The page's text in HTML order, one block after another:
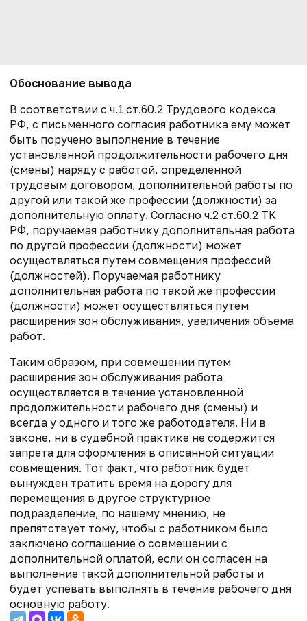
Обоснование вывода
В соответствии с ч.1 ст.60.2 Трудового кодекса
РФ, с письменного согласия работника ему может
быть поручено выполнение в течение
установленной продолжительности рабочего дня
(смены) наряду с работой, определенной
трудовым договором, дополнительной работы по
другой или такой же профессии (должности) за
дополнительную оплату. Согласно ч.2 ст.60.2 ТК
РФ, поручаемая работнику дополнительная работа
по другой профессии (должности) может
осуществляться путем совмещения профессий
(должностей). Поручаемая работнику
дополнительная работа по такой же профессии
(должности) может осуществляться путем
расширения зон обслуживания, увеличения объема
работ.
Таким образом, при совмещении путем
расширения зон обслуживания работа
осуществляется в течение установленной
продолжительности рабочего дня (смены) и
всегда у одного и того же работодателя. Ни в
законе, ни в судебной практике не содержится
запрета для оформления в описанной ситуации
совмещения. Тот факт, что работник будет
вынужден тратить время на дорогу для
перемещения в другое структурное
подразделение, по нашему мнению, не
препятствует тому, чтобы с работником было
заключено соглашение о совмещении с
дополнительной оплатой, если он согласен на
выполнение такой дополнительной работы и
будет успевать выполнять в течение рабочего дня
основную работу.